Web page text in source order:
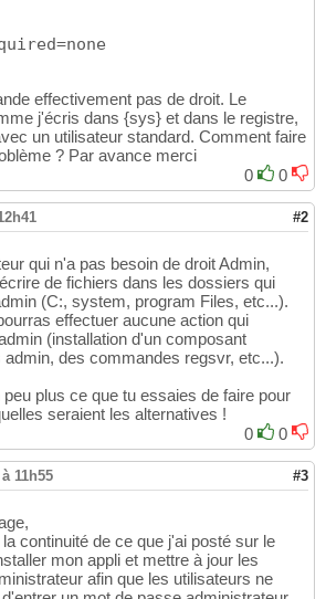
effectivement pas de droit. Le
j'écris dans {sys} et dans le registre,
un utilisateur standard. Comment faire
? Par avance merci
0
0
#2
qui n'a pas besoin de droit Admin,
de fichiers dans les dossiers qui
(C:, system, program Files, etc...).
effectuer aucune action qui
(installation d'un composant
des commandes regsvr, etc...).
plus ce que tu essaies de faire pour
seraient les alternatives !
0
0
11h55 #3
continuité de ce que j'ai posté sur le
mon appli et mettre à jour les
afin que les utilisateurs ne